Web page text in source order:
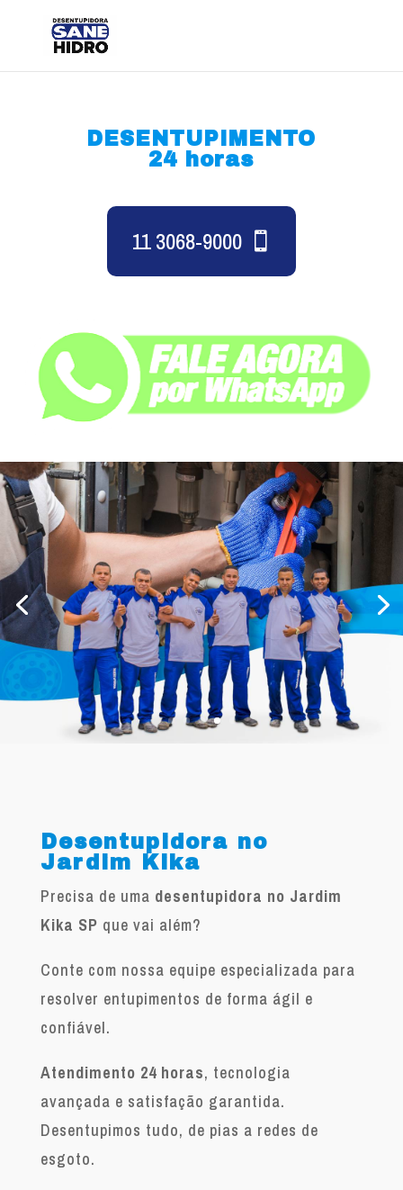
DESENTUPIMENTO
24 horas
11 3068-9000
Desentupidora no
Jardim Kika
Precisa de uma desentupidora no Jardim
Kika SP que vai além?
Conte com nossa equipe especializada para
resolver entupimentos de forma ágil e
confiável.
Atendimento 24 horas, tecnologia
avançada e satisfação garantida.
Desentupimos tudo, de pias a redes de
esgoto.